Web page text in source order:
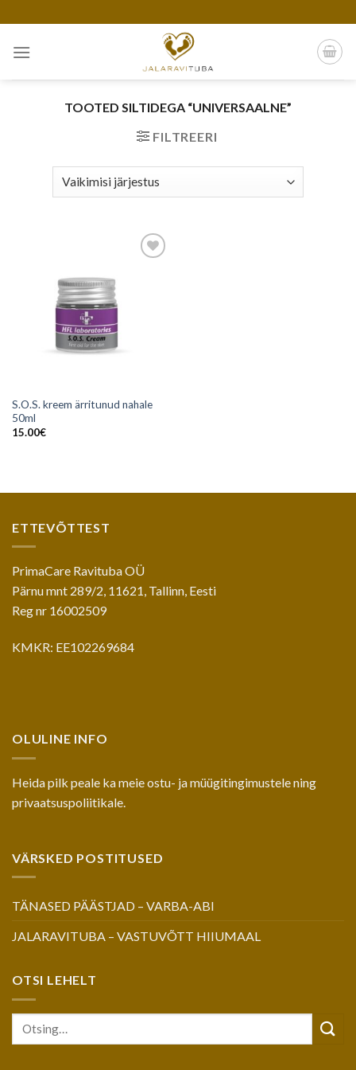
to
content
TOOTED SILTIDEGA “UNIVERSAALNE”
FILTREERI
S.O.S. kreem ärritunud nahale
50ml
15.00€
ETTEVÕTTEST
PrimaCare Ravituba OÜ
Pärnu mnt 289/2, 11621, Tallinn, Eesti
Reg nr 16002509
KMKR: EE102269684
OLULINE INFO
Heida pilk peale ka meieostu- ja müügitingimustelening
privaatsuspoliitikale.
VÄRSKED POSTITUSED
TÄNASED PÄÄSTJAD – VARBA-ABI
JALARAVITUBA – VASTUVÕTT HIIUMAAL
OTSI LEHELT